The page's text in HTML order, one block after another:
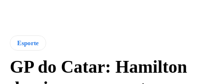
Esporte
GP do Catar: Hamilton